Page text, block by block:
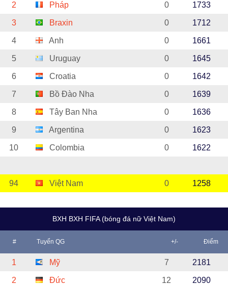
2 Pháp 0 1733
3 Braxin 0 1712
4 Anh 0 1661
5 Uruguay 0 1645
6 Croatia 0 1642
7 Bồ Đào Nha 0 1639
8 Tây Ban Nha 0 1636
9 Argentina 0 1623
10 Colombia 0 1622
94 Việt Nam 0 1258
BXH BXH FIFA (bóng đá nữ Việt Nam)
# Tuyển QG +/- Điểm
1 Mỹ 7 2181
2 Đức 12 2090